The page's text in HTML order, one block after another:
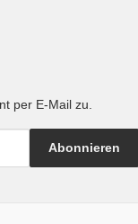
per E-Mail zu.
Abonnieren